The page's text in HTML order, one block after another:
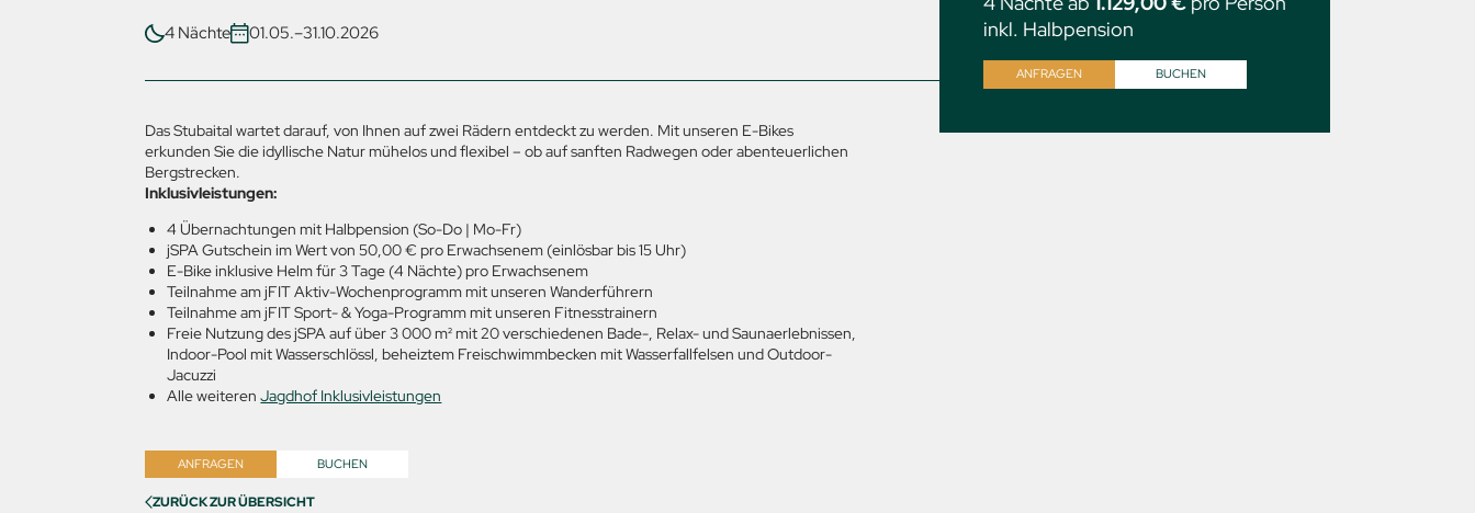
4 Nächte 01.05.–31.10.2026
Das Stubaital wartet darauf, von Ihnen auf zwei Rädern entdeckt zu werden. Mit unseren E-Bikes
erkunden Sie die idyllische Natur mühelos und flexibel – ob auf sanften Radwegen oder abenteuerlichen
Bergstrecken.
Inklusivleistungen:
4 Übernachtungen mit Halbpension (So-Do | Mo-Fr)
jSPA Gutschein im Wert von 50,00 € pro Erwachsenem (einlösbar bis 15 Uhr)
E-Bike inklusive Helm für 3 Tage (4 Nächte) pro Erwachsenem
Teilnahme am jFIT Aktiv-Wochenprogramm mit unseren Wanderführern
Teilnahme am jFIT Sport- & Yoga-Programm mit unseren Fitnesstrainern
Freie Nutzung des jSPA auf über 3 000 m² mit 20 verschiedenen Bade-, Relax- und Saunaerlebnissen,
Indoor-Pool mit Wasserschlössl, beheiztem Freischwimmbecken mit Wasserfallfelsen und Outdoor-
Jacuzzi
Alle weiterenJagdhof Inklusivleistungen
ANFRAGEN BUCHEN
ZURÜCK ZUR ÜBERSICHT
inkl. Halbpension
ANFRAGEN BUCHEN